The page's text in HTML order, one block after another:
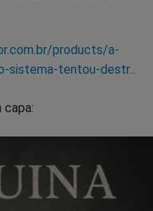
products/a-
sistema-tentou-destr...
capa: